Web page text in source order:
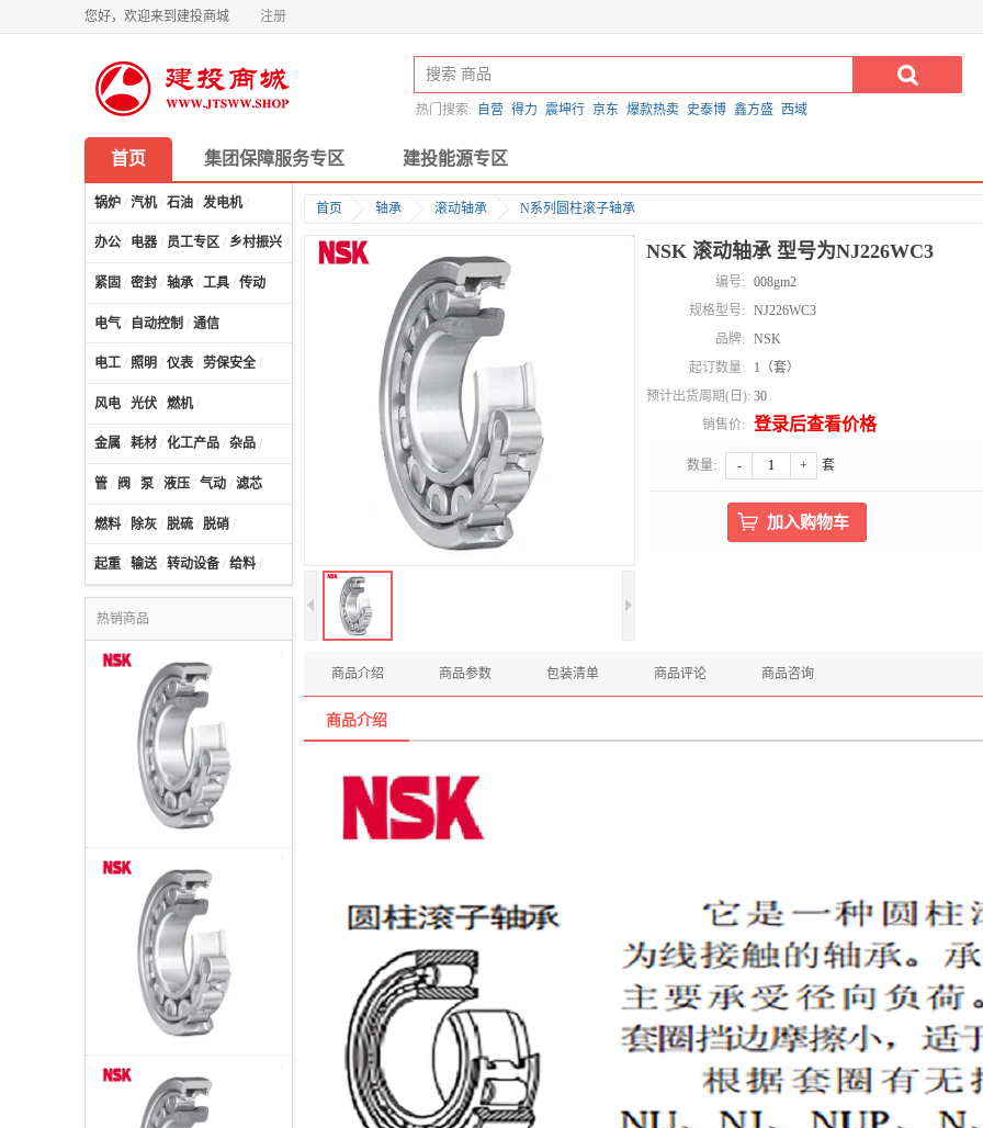
您好，欢迎来到建投商城 注册
热门搜索: 自营 得力 震坤行 京东 爆款热卖 史泰博 鑫方盛 西域
首页 集团保障服务专区 建投能源专区
锅炉 / 汽机/ 石油 / 发电机/
办公 / 电器 / 员工专区 / 乡村振兴 / 计算机及配件
紧固 / 密封 / 轴承 / 工具 / 传动
电气 / 自动控制 / 通信
电工 / 照明 / 仪表 / 劳保安全 /
风电 / 光伏 / 燃机/
金属 / 耗材 / 化工产品 / 杂品 /
管 / 阀 / 泵 / 液压 / 气动 / 滤芯
燃料 / 除灰 / 脱硫 / 脱硝 /
起重 / 输送/ 转动设备 / 给料 /
热销商品
首页 轴承 滚动轴承 N系列圆柱滚子轴承
NSK 滚动轴承 型号为NJ226WC3
编号:
008gm2
规格型号:
NJ226WC3
品牌:
NSK
起订数量:
1（套）
预计出货周期(日): 30
销售价:
登录后查看价格
数量: - + 套
商品介绍 商品参数 包装清单 商品评论 商品咨询
商品介绍